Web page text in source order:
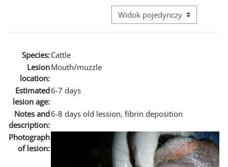
Przeglądanie: nawigacja
Species:Cattle
Lesion
location:
Mouth/muzzle
Estimated
lesion age:
6-7 days
Notes and
description:
6-8 days old lession, fibrin deposition
Photograph
of lesion: